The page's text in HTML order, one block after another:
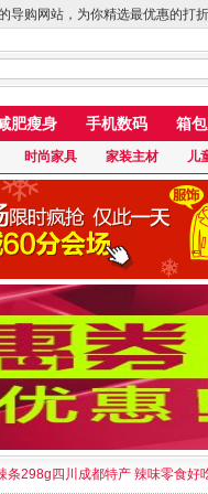
导购网站，为你精选最优惠的打
肥瘦身 手机数码 箱
时尚家具 家装主材 儿
条298g四川成都特产 辣味零食好